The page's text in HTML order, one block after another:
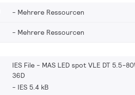
Mehrere Ressourcen
Mehrere Ressourcen
IES File - MAS LED spot VLE DT 5.5-
36D
IES 5.4 kB